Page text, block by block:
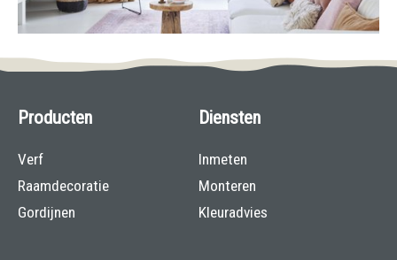
Producten
Verf
Raamdecoratie
Gordijnen
Diensten
Inmeten
Monteren
Kleuradvies